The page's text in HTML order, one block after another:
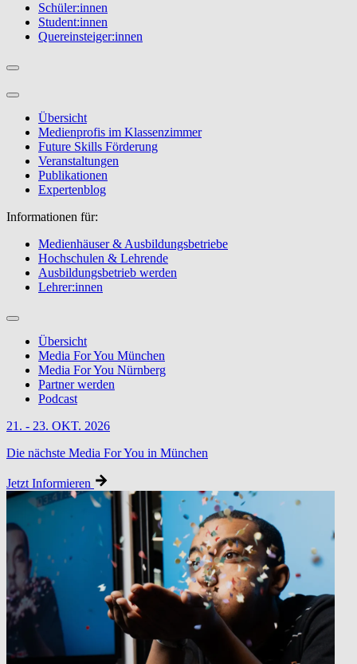
Schüler:innen
Student:innen
Quereinsteiger:innen
Übersicht
Medienprofis im Klassenzimmer
Future Skills Förderung
Veranstaltungen
Publikationen
Expertenblog
Informationen für:
Medienhäuser & Ausbildungsbetriebe
Hochschulen & Lehrende
Ausbildungsbetrieb werden
Lehrer:innen
Übersicht
Media For You München
Media For You Nürnberg
Partner werden
Podcast
21. - 23. OKT. 2026
Die nächste Media For You in München
Jetzt Informieren